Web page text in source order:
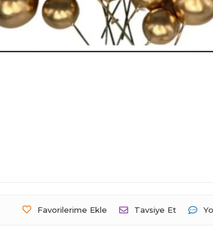
Favorilerime Ekle Tavsiye Et